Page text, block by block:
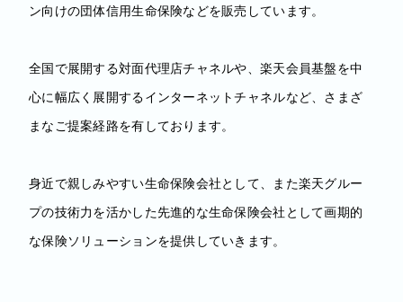
ン向けの団体信用生命保険などを販売しています。
全国で展開する対面代理店チャネルや、楽天会員基盤を中
心に幅広く展開するインターネットチャネルなど、さまざ
まなご提案経路を有しております。
身近で親しみやすい生命保険会社として、また楽天グルー
プの技術力を活かした先進的な生命保険会社として画期的
な保険ソリューションを提供していきます。